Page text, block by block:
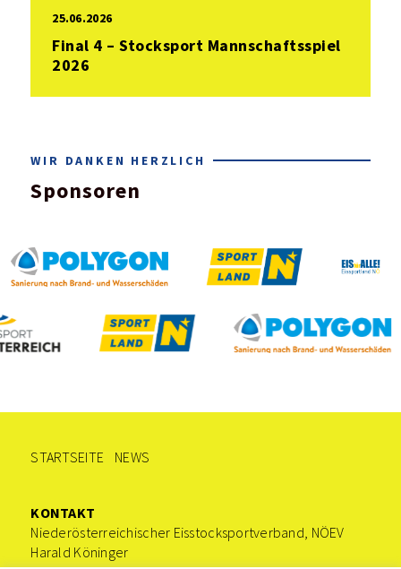
25.06.2026
Final 4 – Stocksport Mannschaftsspiel
2026
WIR DANKEN HERZLICH
Sponsoren
STARTSEITE NEWS
KONTAKT
Niederösterreichischer Eisstocksportverband, NÖEV
Harald Köninger